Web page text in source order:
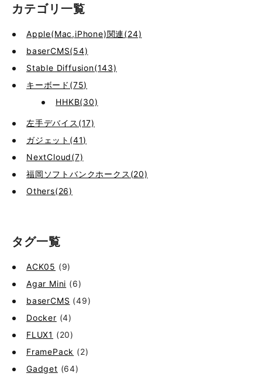
カテゴリ一覧
Apple(Mac,iPhone)関連(24)
baserCMS(54)
Stable Diffusion(143)
キーボード(75)
HHKB(30)
左手デバイス(17)
ガジェット(41)
NextCloud(7)
福岡ソフトバンクホークス(20)
Others(26)
タグ一覧
ACK05 (9)
Agar Mini (6)
baserCMS (49)
Docker (4)
FLUX1 (20)
FramePack (2)
Gadget (64)